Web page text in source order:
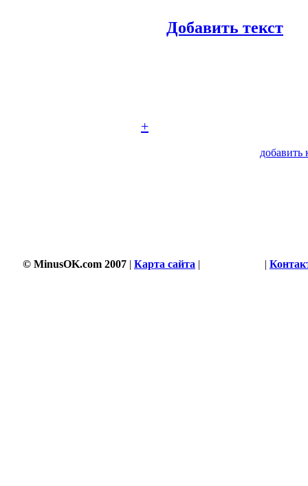
Добавить текст
+
добавить
© MinusOK.com 2007 | Карта сайта | |